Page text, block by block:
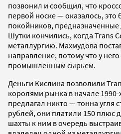
позвонил и сообщил, что
первой носке — оказалось, это
покойников, предназначенные
Шутки кончились, когда Trans
металлургию. Махмудова
направление, потому что у
промышленным сырьем.
Деньги Кислина позволили
королями рынка в начале 1990-
предлагал никто — тонна угля
рублей, они платили 150 плюс
шахты к ним в очередь